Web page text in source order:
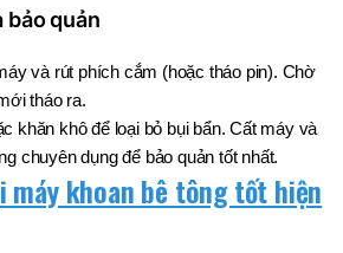
bảo quản
và rút phích cắm (hoặc tháo pin). Chờ
tháo ra.
khăn khô để loại bỏ bụi bẩn. Cất máy và
chuyên dụng để bảo quản tốt nhất.
máy khoan bê tông tốt hiện